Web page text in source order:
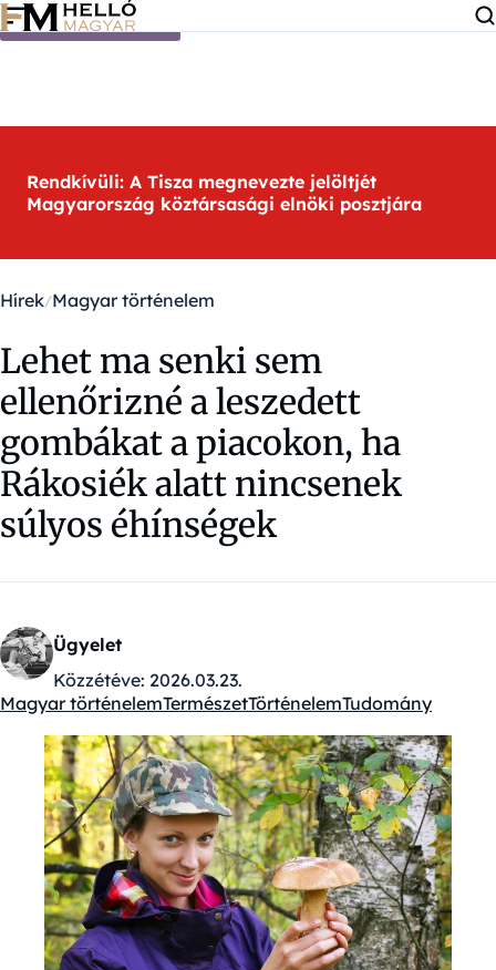
Ugrás a tartalomra
Rendkívüli: A Tisza megnevezte jelöltjét
Magyarország köztársasági elnöki posztjára
Hírek Magyar történelem
Lehet ma senki sem
ellenőrizné a leszedett
gombákat a piacokon, ha
Rákosiék alatt nincsenek
súlyos éhínségek
Ügyelet
Közzétéve: 2026.03.23.
Kategóriák:
Magyar történelemTermészetTörténelemTudomány